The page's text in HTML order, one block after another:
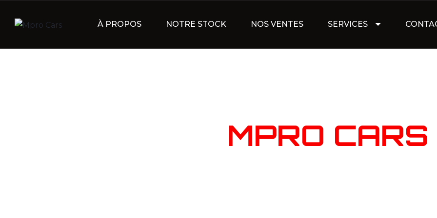
À PROPOS NOTRE STOCK NOS VENTES SERVICES
MPRO CARS